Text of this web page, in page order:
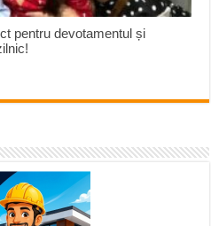
pentru devotamentul și